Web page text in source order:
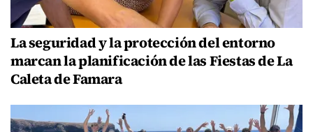
La seguridad y la protección del entorno
marcan la planificación de las Fiestas de La
Caleta de Famara